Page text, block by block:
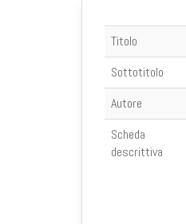
Titolo
Sottotitolo
Autore
Scheda
descrittiva